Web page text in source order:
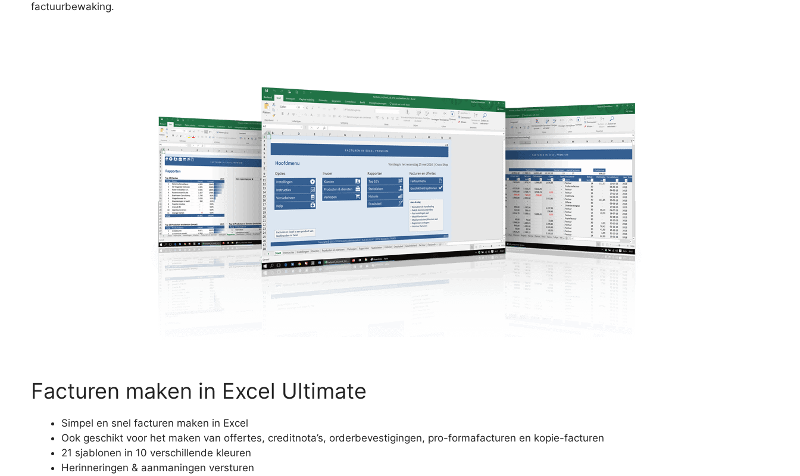
factuurbewaking.
Facturen maken in Excel Ultimate
Simpel en snel facturen maken in Excel
Ook geschikt voor het maken van offertes, creditnota’s, orderbevestigingen, pro-formafacturen en kopie-facturen
21 sjablonen in 10 verschillende kleuren
Herinneringen & aanmaningen versturen